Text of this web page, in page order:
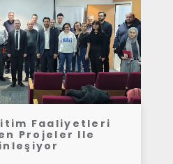
Faaliyetleri
Projeler Ile